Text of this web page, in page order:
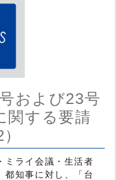
および23号
関する要請
ミライ会議・生活者
都知事に対し、「台